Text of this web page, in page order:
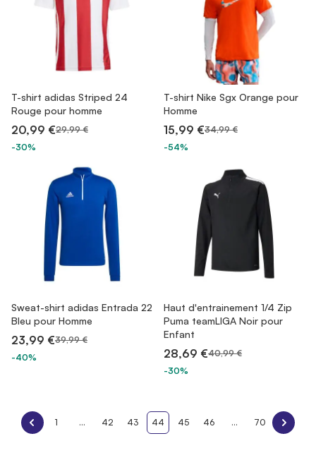
T-shirt adidas Striped 24
Rouge pour homme
20,99 €29,99 €
-30%
T-shirt Nike Sgx Orange pour
Homme
15,99 €34,99 €
-54%
Sweat-shirt adidas Entrada 22
Bleu pour Homme
23,99 €39,99 €
-40%
Haut d'entrainement 1/4 Zip
Puma teamLIGA Noir pour
Enfant
28,69 €40,99 €
-30%
1 ... 42 43 44 45 46 ... 70